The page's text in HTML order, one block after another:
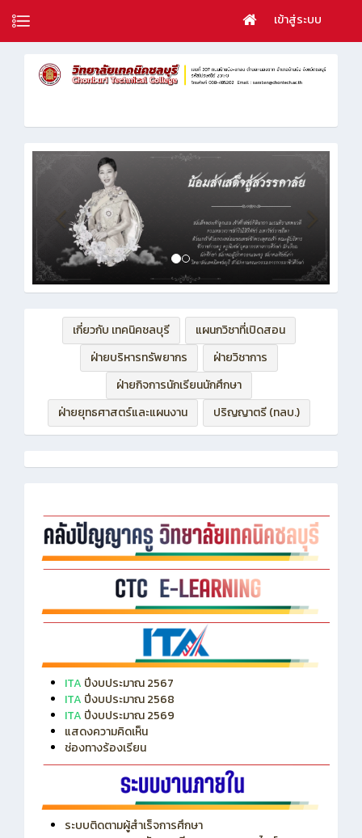
เข้าสู่ระบบ
เกี่ยวกับ เทคนิคชลบุรี
แผนกวิชาที่เปิดสอน
ฝ่ายบริหารทรัพยากร
ฝ่ายวิชาการ
ฝ่ายกิจการนักเรียนนักศึกษา
ฝ่ายยุทธศาสตร์และแผนงาน
ปริญญาตรี (ทลบ.)
ITA ปีงบประมาณ 2567
ITA ปีงบประมาณ 2568
ITAปีงบประมาณ 2569
แสดงความคิดเห็น
ช่องทางร้องเรียน